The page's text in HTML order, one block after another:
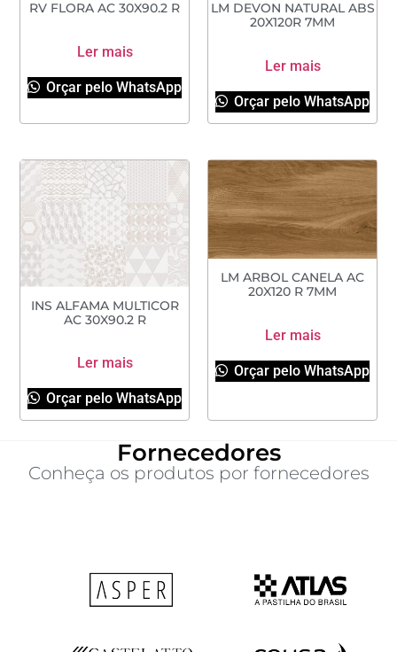
RV FLORA AC 30X90.2 R
Ler mais
Orçar pelo WhatsApp
LM DEVON NATURAL ABS
20X120R 7MM
Ler mais
Orçar pelo WhatsApp
INS ALFAMA MULTICOR
AC 30X90.2 R
Ler mais
Orçar pelo WhatsApp
LM ARBOL CANELA AC
20X120 R 7MM
Ler mais
Orçar pelo WhatsApp
Fornecedores
Conheça os produtos por fornecedores